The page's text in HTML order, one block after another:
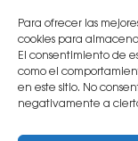
Para ofrecer las
cookies para
El consentimiento de
como el
en este sitio. No
negativamente a
de Aragón.